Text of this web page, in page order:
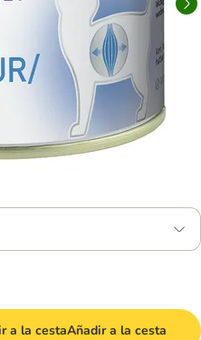
a la cestaAñadir a la cesta